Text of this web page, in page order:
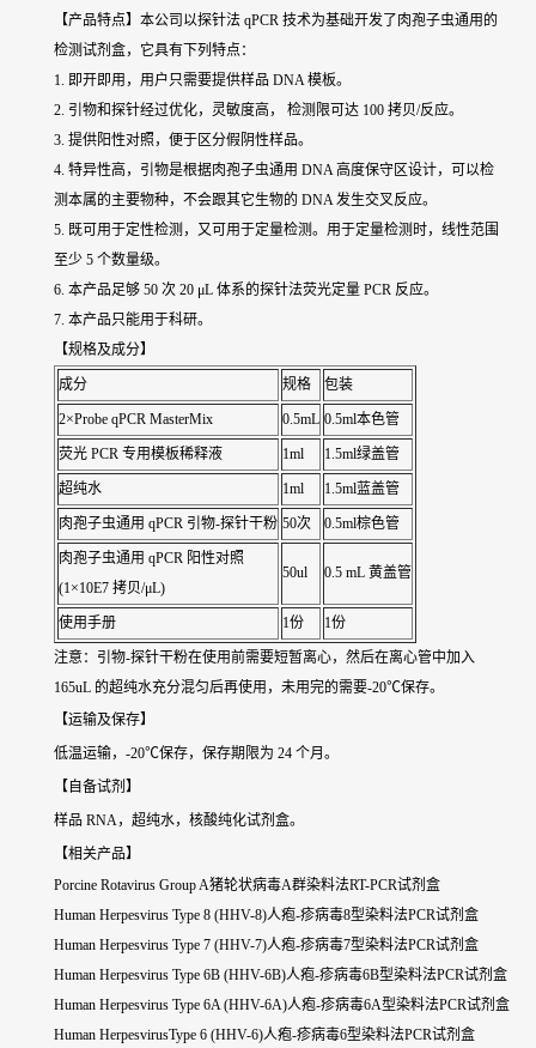
【产品特点】本公司以探针法 qPCR 技术为基础开发了肉孢子虫通用的
检测试剂盒，它具有下列特点：
1. 即开即用，用户只需要提供样品 DNA 模板。
2. 引物和探针经过优化，灵敏度高， 检测限可达 100 拷贝/反应。
3. 提供阳性对照，便于区分假阴性样品。
4. 特异性高，引物是根据肉孢子虫通用 DNA 高度保守区设计，可以检
测本属的主要物种，不会跟其它生物的 DNA 发生交叉反应。
5. 既可用于定性检测，又可用于定量检测。用于定量检测时，线性范围
至少 5 个数量级。
6. 本产品足够 50 次 20 μL 体系的探针法荧光定量 PCR 反应。
7. 本产品只能用于科研。
【规格及成分】
成分 规格 包装
2×Probe qPCR MasterMix 0.5mL 0.5ml本色管
荧光 PCR 专用模板稀释液 1ml 1.5ml绿盖管
超纯水 1ml 1.5ml蓝盖管
肉孢子虫通用 qPCR 引物-探针干粉 50次 0.5ml棕色管
肉孢子虫通用 qPCR 阳性对照
(1×10E7 拷贝/μL)
50ul 0.5 mL 黄盖管
使用手册 1份 1份
注意：引物-探针干粉在使用前需要短暂离心，然后在离心管中加入
165uL 的超纯水充分混匀后再使用，未用完的需要-20℃保存。
【运输及保存】
低温运输，-20℃保存，保存期限为 24 个月。
【自备试剂】
样品 RNA，超纯水，核酸纯化试剂盒。
【相关产品】
Porcine Rotavirus Group A猪轮状病毒A群染料法RT-PCR试剂盒
Human Herpesvirus Type 8 (HHV-8)人疱-疹病毒8型染料法PCR试剂盒
Human Herpesvirus Type 7 (HHV-7)人疱-疹病毒7型染料法PCR试剂盒
Human Herpesvirus Type 6B (HHV-6B)人疱-疹病毒6B型染料法PCR试剂盒
Human Herpesvirus Type 6A (HHV-6A)人疱-疹病毒6A型染料法PCR试剂盒
Human HerpesvirusType 6 (HHV-6)人疱-疹病毒6型染料法PCR试剂盒